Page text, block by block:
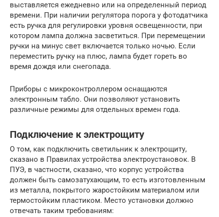
выставляется ежедневно или на определенный период
времени. При наличии регулятора порога у фотодатчика
есть ручка для регулировки уровня освещенности, при
котором лампа должна засветиться. При перемещении
ручки на минус свет включается только ночью. Если
переместить ручку на плюс, лампа будет гореть во
время дождя или снегопада.
Приборы с микроконтроллером оснащаются
электронным табло. Они позволяют установить
различные режимы для отдельных времен года.
Подключение к электрощиту
О том, как подключить светильник к электрощиту,
сказано в Правилах устройства электроустановок. В
ПУЭ, в частности, сказано, что корпус устройства
должен быть самозатухающим, то есть изготовленным
из металла, покрытого жаростойким материалом или
термостойким пластиком. Место установки должно
отвечать таким требованиям: